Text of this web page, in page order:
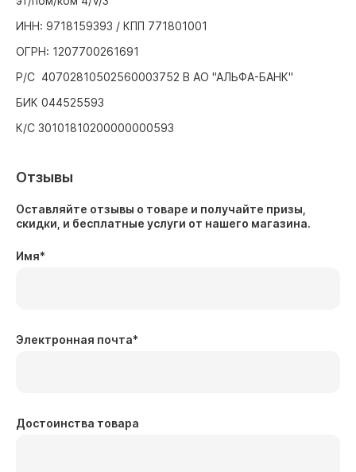
ИНН: 9718159393 / КПП 771801001
ОГРН: 1207700261691
Р/С 40702810502560003752 В АО "АЛЬФА-БАНК"
БИК 044525593
К/С 30101810200000000593
Отзывы
Оставляйте отзывы о товаре и получайте призы,
скидки, и бесплатные услуги от нашего магазина.
Имя*
Электронная почта*
Достоинства товара